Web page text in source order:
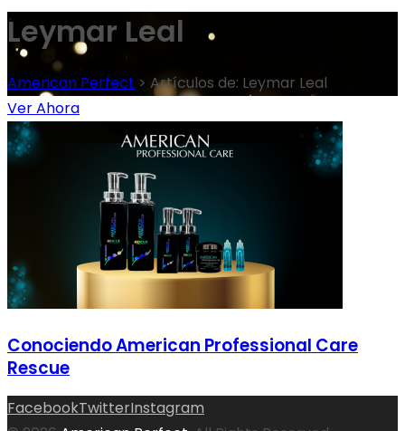
Leymar Leal
American Perfect > Artículos de: Leymar Leal
Ver Ahora
Conociendo American Professional Care
Rescue
FacebookTwitterInstagram